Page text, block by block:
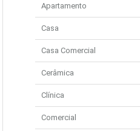
Apartamento
Casa
Casa Comercial
Cerâmica
Clínica
Comercial